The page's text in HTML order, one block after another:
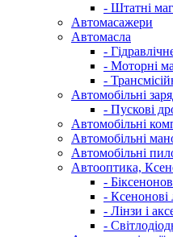
- Штатні
Автомасажери
Автомасла
-
- Моторні
-
Автомобільні
- Пускові
Автомобільні
Автомобільні
Автомобільні
Автооптика,
-
- Ксенонові
- Лінзи і
-